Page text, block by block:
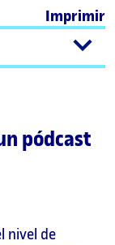
Imprimir
pódcast
nivel de